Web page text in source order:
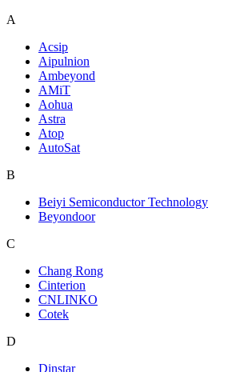
A
Acsip
Aipulnion
Ambeyond
AMiT
Aohua
Astra
Atop
AutoSat
B
Beiyi Semiconductor Technology
Beyondoor
C
Chang Rong
Cinterion
CNLINKO
Cotek
D
Dinstar